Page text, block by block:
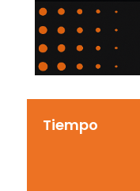
Tiempo